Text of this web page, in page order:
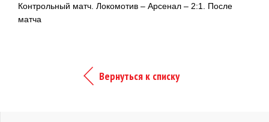
Контрольный матч. Локомотив – Арсенал – 2:1. После
матча
Вернуться к списку